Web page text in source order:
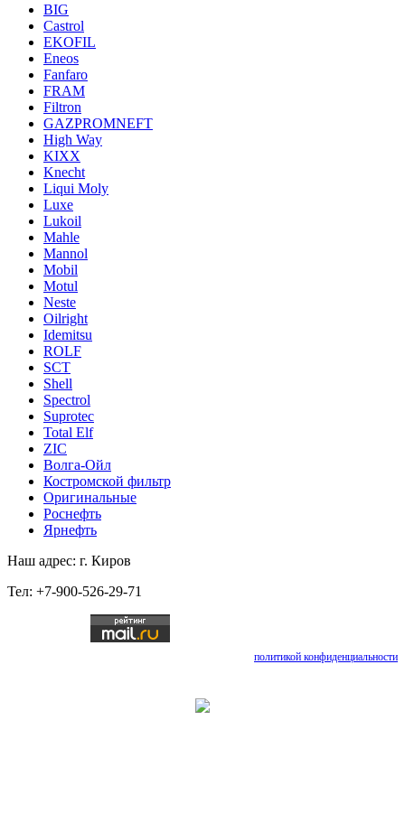
BIG
Castrol
EKOFIL
Eneos
Fanfaro
FRAM
Filtron
GAZPROMNEFT
High Way
KIXX
Knecht
Liqui Moly
Luxe
Lukoil
Mahle
Mannol
Mobil
Motul
Neste
Oilright
Idemitsu
ROLF
SCT
Shell
Spectrol
Suprotec
Total Elf
ZIC
Волга-Ойл
Костромской фильтр
Оригинальные
Роснефть
Ярнефть
Наш адрес: г. Киров
Тел: +7-900-526-29-71
политикой конфиденциальности